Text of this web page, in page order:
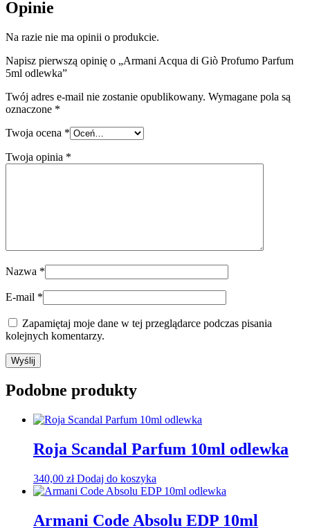
Opinie
Na razie nie ma opinii o produkcie.
Napisz pierwszą opinię o „Armani Acqua di Giò Profumo Parfum
5ml odlewka”
Twój adres e-mail nie zostanie opublikowany. Wymagane pola są
oznaczone *
Twoja ocena *
Twoja opinia *
Nazwa *
E-mail *
Zapamiętaj moje dane w tej przeglądarce podczas pisania
kolejnych komentarzy.
Podobne produkty
Roja Scandal Parfum 10ml odlewka
340,00 zł Dodaj do koszyka
Armani Code Absolu EDP 10ml